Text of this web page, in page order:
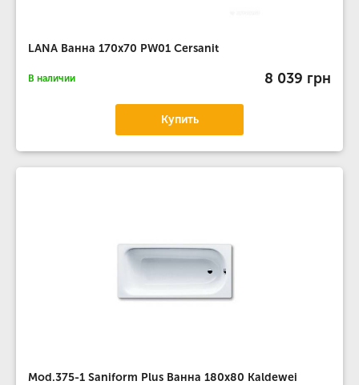
LANA Ванна 170x70 PW01 Cersanit
В наличии 8 039 грн
Купить
Mod.375-1 Saniform Plus Ванна 180х80 Kaldewei